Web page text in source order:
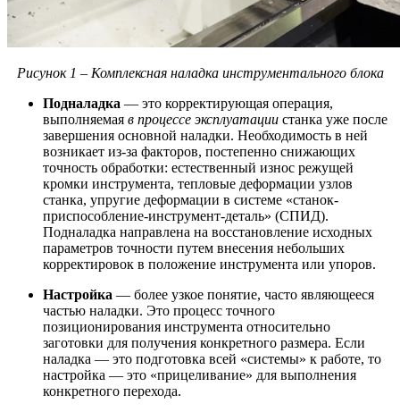
Рисунок 1 – Комплексная наладка инструментального блока
Подналадка — это корректирующая операция,
выполняемая в процессе эксплуатации станка уже после
завершения основной наладки. Необходимость в ней
возникает из-за факторов, постепенно снижающих
точность обработки: естественный износ режущей
кромки инструмента, тепловые деформации узлов
станка, упругие деформации в системе «станок-
приспособление-инструмент-деталь» (СПИД).
Подналадка направлена на восстановление исходных
параметров точности путем внесения небольших
корректировок в положение инструмента или упоров.
Настройка — более узкое понятие, часто являющееся
частью наладки. Это процесс точного
позиционирования инструмента относительно
заготовки для получения конкретного размера. Если
наладка — это подготовка всей «системы» к работе, то
настройка — это «прицеливание» для выполнения
конкретного перехода.